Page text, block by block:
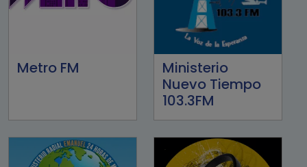
Metro FM
Ministerio
Nuevo Tiempo
103.3FM